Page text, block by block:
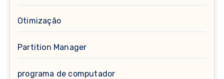
Otimização
Partition Manager
programa de computador